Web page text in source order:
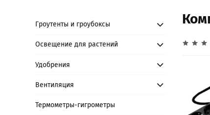
Гроутенты и гроубоксы
Освещение для растений
Удобрения
Вентиляция
Термометры-гигрометры